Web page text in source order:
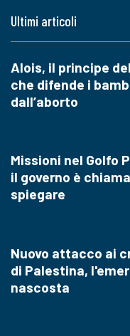
Ultimi articoli
Alois, il principe
che difende i
dall’aborto
Missioni nel Golfo
il governo è
spiegare
Nuovo attacco ai
di Palestina,
nascosta